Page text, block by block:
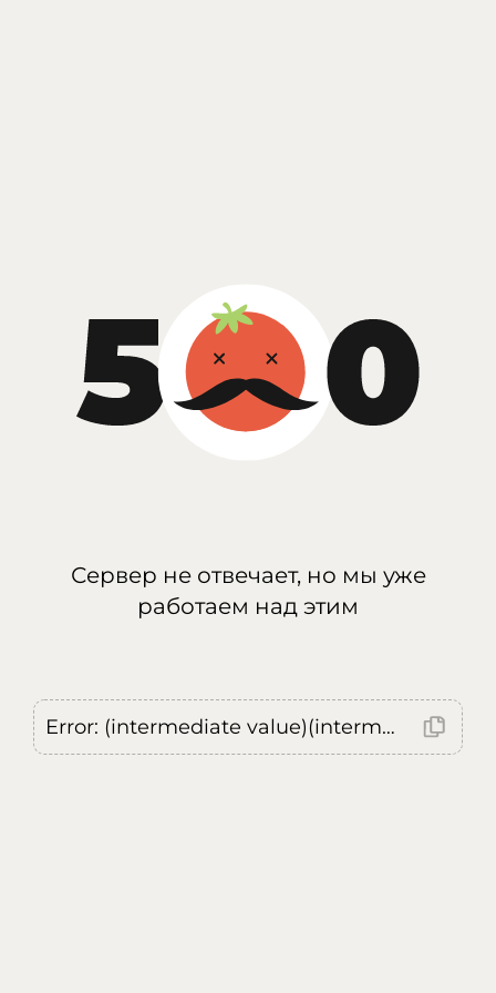
Сервер не отвечает, но мы уже
работаем над этим
Error: (intermediate value)(intermediate value)(intermediate value).replaceAll is not a function